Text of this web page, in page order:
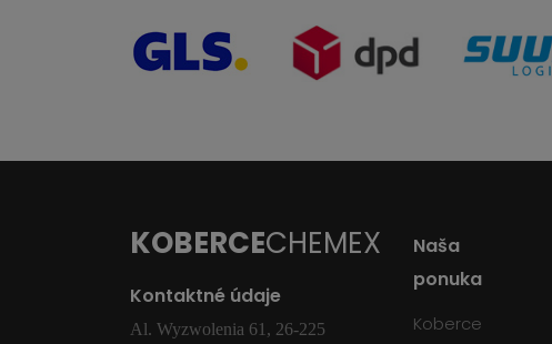
KOBERCECHEMEX
Kontaktné údaje
Al. Wyzwolenia 61, 26-225
Naša
ponuka
Koberce